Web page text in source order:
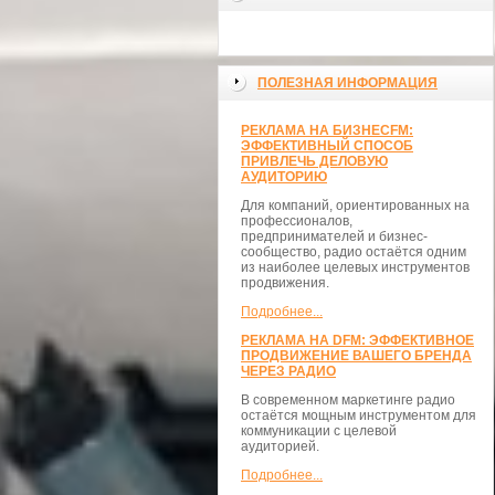
ПОЛЕЗНАЯ ИНФОРМАЦИЯ
РЕКЛАМА НА БИЗНЕСFM:
ЭФФЕКТИВНЫЙ СПОСОБ
ПРИВЛЕЧЬ ДЕЛОВУЮ
АУДИТОРИЮ
Для компаний, ориентированных на
профессионалов,
предпринимателей и бизнес-
сообщество, радио остаётся одним
из наиболее целевых инструментов
продвижения.
Подробнее...
РЕКЛАМА НА DFM: ЭФФЕКТИВНОЕ
ПРОДВИЖЕНИЕ ВАШЕГО БРЕНДА
ЧЕРЕЗ РАДИО
В современном маркетинге радио
остаётся мощным инструментом для
коммуникации с целевой
аудиторией.
Подробнее...